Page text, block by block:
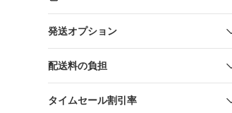
発送オプション
配送料の負担
タイムセール割引率